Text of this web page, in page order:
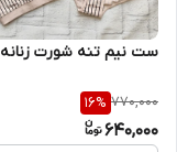
ست نیم تنه شورت زنانه
770,000
16%
640,000